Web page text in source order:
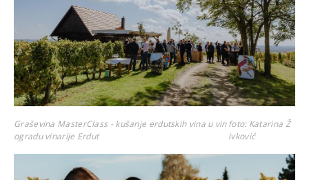
Graševina MasterClass - kušanje erdutskih vina u vin
ogradu vinarije Erdut
foto: Katarina Ž
ivković